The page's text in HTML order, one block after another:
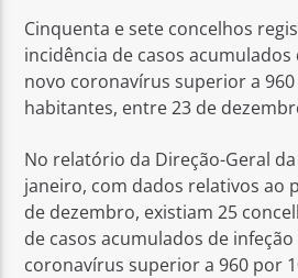
Cinquenta e sete concelhos
incidência de casos acumulados
novo coronavírus superior a
habitantes, entre 23 de
No relatório da Direção-Geral
janeiro, com dados relativos ao
de dezembro, existiam 25
de casos acumulados de
coronavírus superior a 960 por